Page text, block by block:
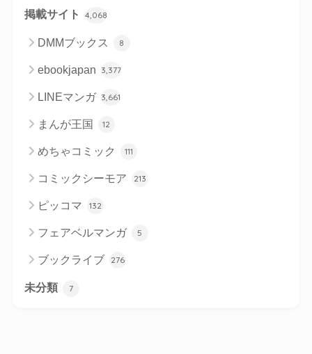
掲載サイト 4,068
DMMブックス 8
ebookjapan 3,377
LINEマンガ 3,661
まんが王国 12
めちゃコミック 111
コミックシーモア 213
ピッコマ 132
フェアベルマンガ 5
ブックライブ 276
未分類 7